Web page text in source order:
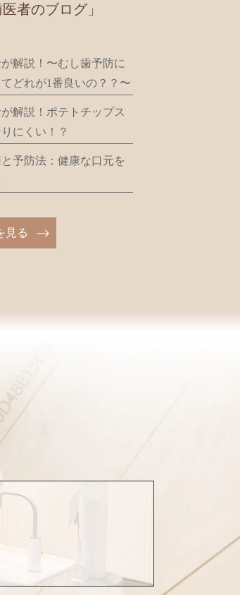
者のブログ」
解説！〜むし歯予防に
どれが1番良いの？？〜
解説！ポテトチップス
にくい！？
予防法：健康な口元を
見る